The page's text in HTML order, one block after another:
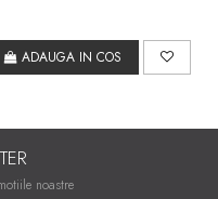
ADAUGA IN COS
noastre